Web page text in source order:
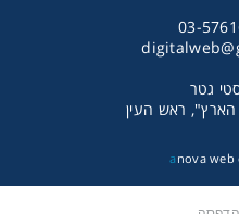
גטר
הארץ", ראש העין
a nova